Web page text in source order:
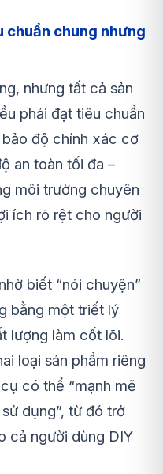
chuẩn chung nhưng
nhưng tất cả sản
phải đạt tiêu chuẩn
độ chính xác cơ
an toàn tối đa –
môi trường chuyên
ích rõ rệt cho người
biết “nói chuyện”
bằng một triết lý
lượng làm cốt lõi.
loại sản phẩm riêng
có thể “mạnh mẽ
dụng”, từ đó trở
cả người dùng DIY